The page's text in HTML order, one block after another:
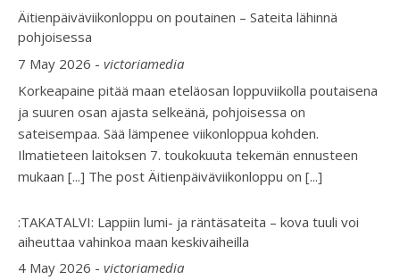
Äitienpäiväviikonloppu on poutainen – Sateita lähinnä
pohjoisessa
7 May 2026 - victoriamedia
Korkeapaine pitää maan eteläosan loppuviikolla poutaisena
ja suuren osan ajasta selkeänä, pohjoisessa on
sateisempaa. Sää lämpenee viikonloppua kohden.
Ilmatieteen laitoksen 7. toukokuuta tekemän ennusteen
mukaan [...] The post Äitienpäiväviikonloppu on [...]
:TAKATALVI: Lappiin lumi- ja räntäsateita – kova tuuli voi
aiheuttaa vahinkoa maan keskivaiheilla
4 May 2026 - victoriamedia